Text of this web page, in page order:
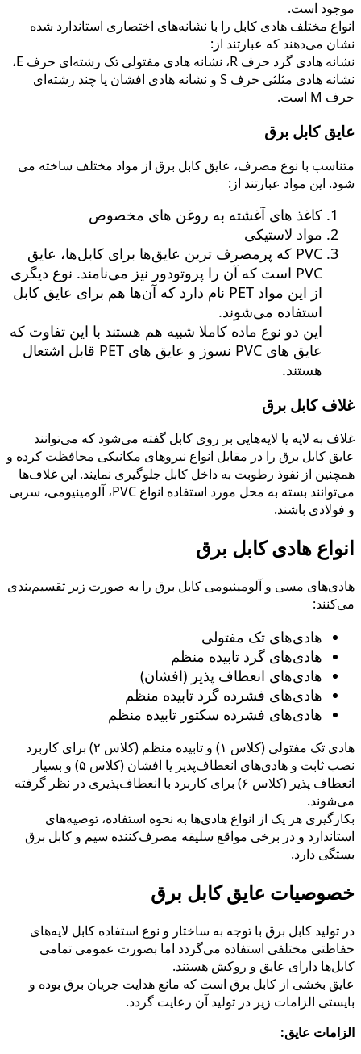
موجود است.
انواع مختلف هادی كابل را با نشانه‌های اختصاری استاندارد شده
نشان می‌دهند كه عبارتند از:
نشانه هادی گرد حرف R، نشانه هادی مفتولی تک رشته‌ای حرف E،
نشانه هادی مثلثی حرف S و نشانه هادی افشان یا چند رشته‌ای
حرف M است.
عایق كابل برق
متناسب با نوع مصرف، عایق كابل برق از مواد مختلف ساخته می
شود. این مواد عبارتند از:
كاغذ های آغشته به روغن های مخصوص
مواد لاستیكی
PVC كه پرمصرف ترین عایق‌ها برای كابل‌ها، عایق
PVC است كه آن را پروتودور نیز می‌نامند. نوع دیگری
از این مواد PET نام دارد كه آن‌ها هم برای عایق كابل
استفاده می‌شوند.
این دو نوع ماده كاملا شبیه هم هستند با این تفاوت كه
عایق های PVC نسوز و عایق های PET قابل اشتعال
هستند.
غلاف كابل برق
غلاف به لایه یا لایه‌هایی بر روی كابل گفته می‌شود كه می‌توانند
عایق كابل برق را در مقابل انواع نیروهای مكانیكی محافظت كرده و
همچنین از نفوذ رطوبت به داخل كابل جلوگیری نمایند. این غلاف‌ها
می‌توانند بسته به محل مورد استفاده انواع PVC، آلومینیومی، سربی
و فولادی باشند.
انواع هادی کابل برق
هادی‌های مسی و آلومینیومی کابل برق را به صورت زیر تقسیم‌بندی
می‌کنند:
هادی‌های تک مفتولی
هادی‌های گرد تابیده منظم
هادی‌های انعطاف پذیر (افشان)
هادی‌های فشرده گرد تابیده منظم
هادی‌های فشرده سکتور تابیده منظم
هادی تک مفتولی (کلاس ۱) و تابیده منظم (کلاس ۲) برای کاربرد
نصب ثابت و هادی‌های انعطاف‌پذیر یا افشان (کلاس ۵) و بسیار
انعطاف پذیر (کلاس ۶) برای کاربرد با انعطاف‌پذیری در نظر گرفته
می‌شوند.
بکارگیری هر یک از انواع هاد‌ی‌ها به نحوه استفاده، توصیه‌های
استاندارد و در برخی مواقع سلیقه مصرف‌کننده سیم و کابل برق
بستگی دارد.
خصوصیات عایق کابل برق
در تولید کابل برق با توجه به ساختار و نوع استفاده کابل لایه‌های
حفاظتی مختلفی استفاده می‌گردد اما بصورت عمومی تمامی
کابل‌ها دارای عایق و روکش هستند.
عایق بخشی از کابل برق است که مانع هدایت جریان برق بوده و
بایستی الزامات زیر در تولید آن رعایت گردد.
الزامات عایق: